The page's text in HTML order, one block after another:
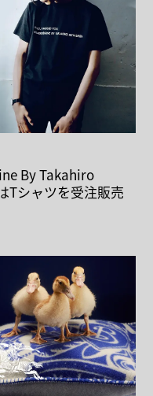
By Takahiro
Tシャツを受注販売